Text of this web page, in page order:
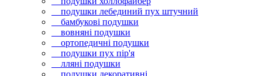
подушки лебединий пух штучний
бамбукові подушки
вовняні подушки
ортопедичні подушки
подушки пух пір'я
лляні подушки
подушки декоративні